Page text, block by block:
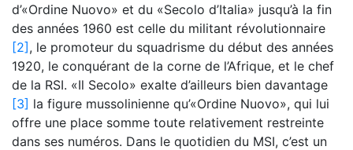
d’«Ordine Nuovo» et du «Secolo d’Italia» jusqu’à la fin
des années 1960 est celle du militant révolutionnaire
[2], le promoteur du squadrisme du début des années
1920, le conquérant de la corne de l’Afrique, et le chef
de la RSI. «Il Secolo» exalte d’ailleurs bien davantage
[3] la figure mussolinienne qu’«Ordine Nuovo», qui lui
offre une place somme toute relativement restreinte
dans ses numéros. Dans le quotidien du MSI, c’est un